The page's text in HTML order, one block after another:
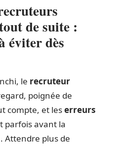
de suite :
éviter dès
le recruteur
poignée de
compte, et leserreurs
parfois avant la
Attendre plus de